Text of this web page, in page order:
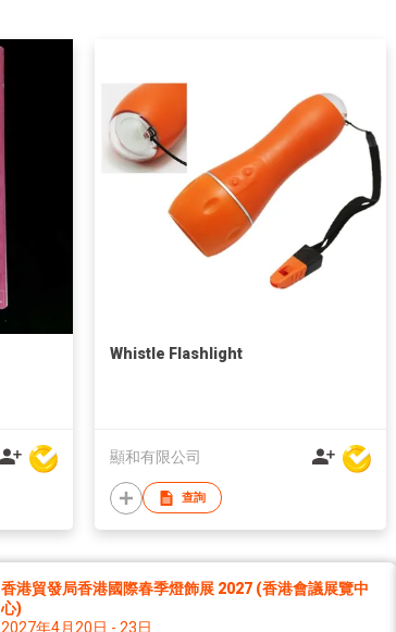
Whistle Flashlight
顯和有限公司
查詢
香港貿發局香港國際春季燈飾展 2027 (香港會議展覽中
心)
2027年4月20日 - 23日